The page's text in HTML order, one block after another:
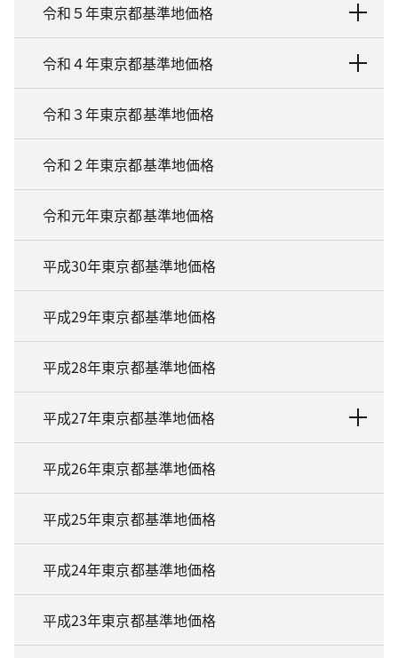
令和５年東京都基準地価格
令和４年東京都基準地価格
令和３年東京都基準地価格
令和２年東京都基準地価格
令和元年東京都基準地価格
平成30年東京都基準地価格
平成29年東京都基準地価格
平成28年東京都基準地価格
平成27年東京都基準地価格
平成26年東京都基準地価格
平成25年東京都基準地価格
平成24年東京都基準地価格
平成23年東京都基準地価格